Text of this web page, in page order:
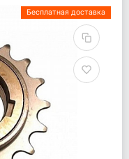
Бесплатная доставка